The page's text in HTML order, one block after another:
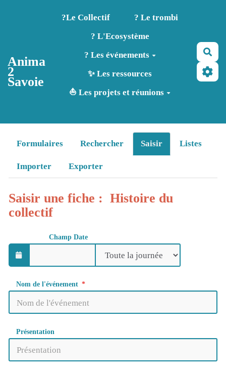
Aller au contenu principal
Anima
2
Savoie
?️Le Collectif
? Le trombi
? L'Ecosystème
? Les événements
✨ Les ressources
⛵ Les projets et réunions
Formulaires Rechercher Saisir Listes
Importer Exporter
Saisir une fiche : Histoire du
collectif
Champ Date
Nom de l'événement
Présentation